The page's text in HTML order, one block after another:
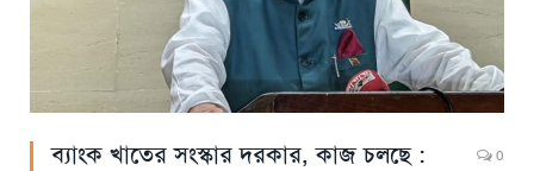
ব্যাংক খাতের সংস্কার দরকার, কাজ চলছে :
0